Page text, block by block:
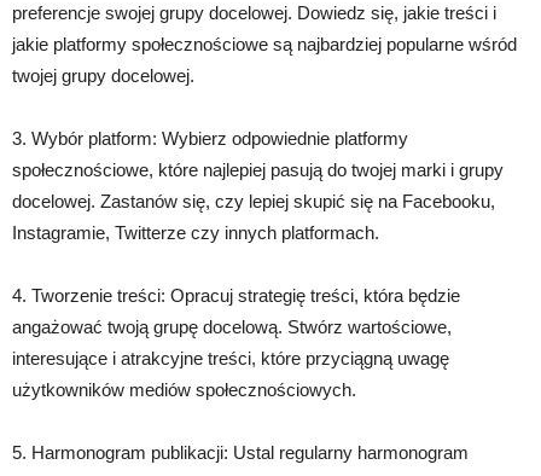
preferencje swojej grupy docelowej. Dowiedz się, jakie treści i
jakie platformy społecznościowe są najbardziej popularne wśród
twojej grupy docelowej.
3. Wybór platform: Wybierz odpowiednie platformy
społecznościowe, które najlepiej pasują do twojej marki i grupy
docelowej. Zastanów się, czy lepiej skupić się na Facebooku,
Instagramie, Twitterze czy innych platformach.
4. Tworzenie treści: Opracuj strategię treści, która będzie
angażować twoją grupę docelową. Stwórz wartościowe,
interesujące i atrakcyjne treści, które przyciągną uwagę
użytkowników mediów społecznościowych.
5. Harmonogram publikacji: Ustal regularny harmonogram